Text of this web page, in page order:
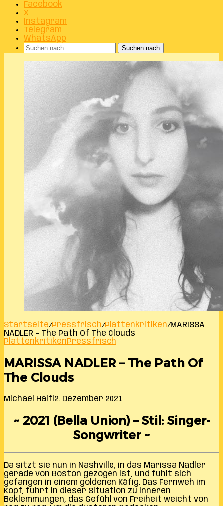
Facebook
X
Instagram
Telegram
WhatsApp
Suchen nach
Startseite/Pressfrisch/Plattenkritiken/MARISSA
NADLER – The Path Of The Clouds
PlattenkritikenPressfrisch
MARISSA NADLER – The Path Of
The Clouds
Michael Haifl 2. Dezember 2021
~ 2021 (Bella Union) – Stil: Singer-
Songwriter ~
Da sitzt sie nun in Nashville, in das Marissa Nadler
gerade von Boston gezogen ist, und fühlt sich
gefangen in einem goldenen Käfig. Das Fernweh im
Kopf, führt in dieser Situation zu inneren
Beklemmungen, das Gefühl von Freiheit weicht von